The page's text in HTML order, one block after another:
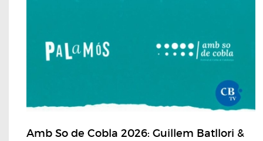
Amb So de Cobla 2026: Guillem Batllori &